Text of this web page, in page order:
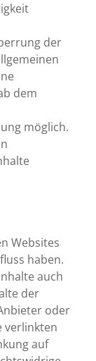
der
dem
möglich.
Websites
haben.
auch
der
oder
verlinkten
auf